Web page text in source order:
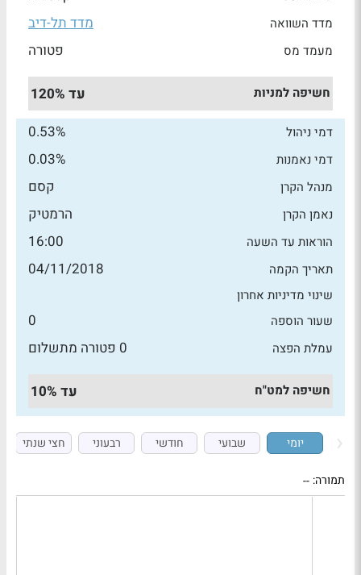
מדד השוואה מדד תל-דיב
מעמד מס פטורה
חשיפה למניות עד 120%
דמי ניהול 0.53%
דמי נאמנות 0.03%
מנהל הקרן קסם
נאמן הקרן הרמטיק
הוראות עד השעה 16:00
תאריך הקמה 04/11/2018
שינוי מדיניות אחרון
שעור הוספה
0
עמלת הפצה 0 פטורה מתשלום
חשיפה למט"ח עד 10%
יומי שבועי חודשי רבעוני חצי שנתי
תמורה: --